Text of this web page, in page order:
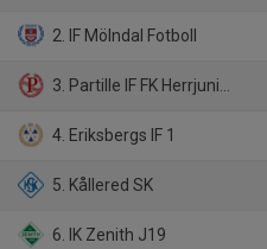
2. IF Mölndal Fotboll
3. Partille IF FK Herrjunior
4. Eriksbergs IF 1
5. Kållered SK
6. IK Zenith J19